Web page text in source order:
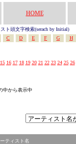
HOME
ト頭文字検索(serach by Initial)
C
D E F G H
15 16 17 18 19 20 21 22 23 24 25 26
中から表示中
ティスト名